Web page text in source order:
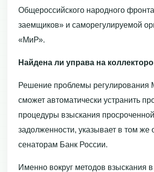
Общероссийского народного
заемщиков» и саморегулируемой
«МиР».
Найдена ли управа на
Решение проблемы
сможет автоматически устранить
процедуры взыскания просроченной
задолженности, указывает в том же
сенаторам Банк России.
Именно вокруг методов взыскания